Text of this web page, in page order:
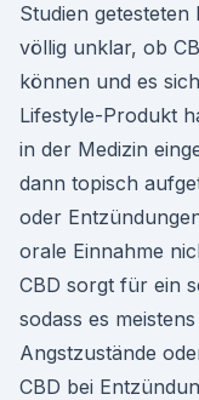
Studien getesteten
völlig unklar, ob
können und es
Lifestyle-Produkt
in der Medizin
dann topisch
oder
orale Einnahme
CBD sorgt für ein
sodass es
Angstzustände
CBD bei